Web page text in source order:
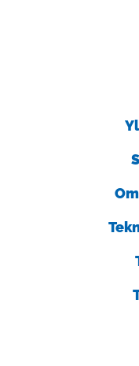
Aalborg